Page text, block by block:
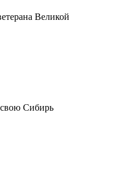
Великой
Сибирь